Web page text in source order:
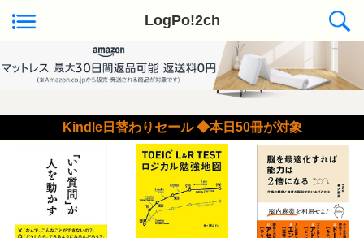
LogPo!2ch
Kindle日替わりセール ◆本日50冊が対象